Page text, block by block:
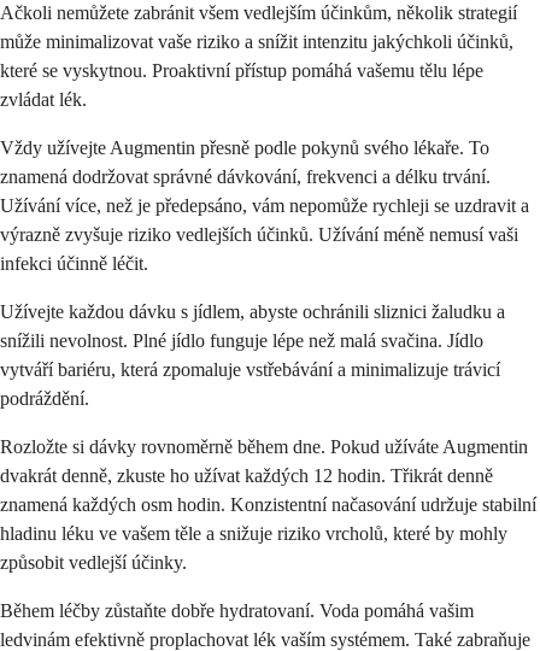
Ačkoli nemůžete zabránit všem vedlejším účinkům, několik strategií
může minimalizovat vaše riziko a snížit intenzitu jakýchkoli účinků,
které se vyskytnou. Proaktivní přístup pomáhá vašemu tělu lépe
zvládat lék.
Vždy užívejte Augmentin přesně podle pokynů svého lékaře. To
znamená dodržovat správné dávkování, frekvenci a délku trvání.
Užívání více, než je předepsáno, vám nepomůže rychleji se uzdravit a
výrazně zvyšuje riziko vedlejších účinků. Užívání méně nemusí vaši
infekci účinně léčit.
Užívejte každou dávku s jídlem, abyste ochránili sliznici žaludku a
snížili nevolnost. Plné jídlo funguje lépe než malá svačina. Jídlo
vytváří bariéru, která zpomaluje vstřebávání a minimalizuje trávicí
podráždění.
Rozložte si dávky rovnoměrně během dne. Pokud užíváte Augmentin
dvakrát denně, zkuste ho užívat každých 12 hodin. Třikrát denně
znamená každých osm hodin. Konzistentní načasování udržuje stabilní
hladinu léku ve vašem těle a snižuje riziko vrcholů, které by mohly
způsobit vedlejší účinky.
Během léčby zůstaňte dobře hydratovaní. Voda pomáhá vašim
ledvinám efektivně proplachovat lék vaším systémem. Také zabraňuje